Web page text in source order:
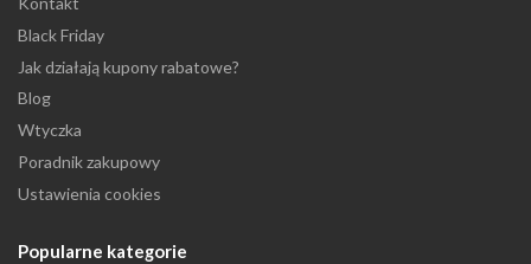
Black Friday
Jak działają kupony rabatowe?
Blog
Wtyczka
Poradnik zakupowy
Ustawienia cookies
Popularne kategorie